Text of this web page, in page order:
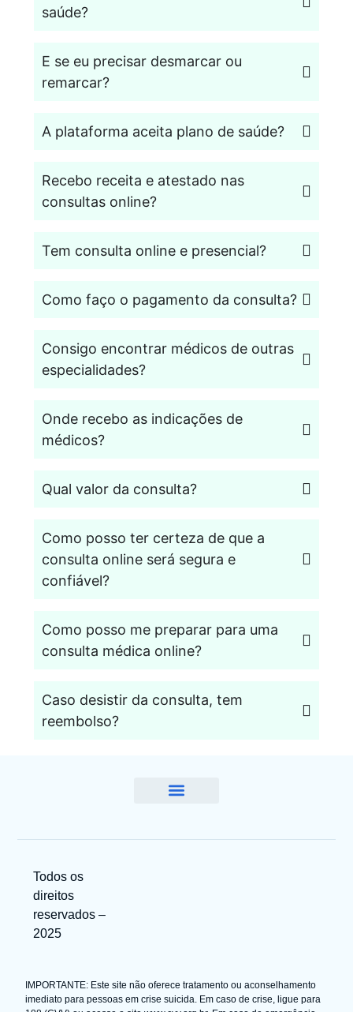
saúde?
E se eu precisar desmarcar ou
remarcar?
A plataforma aceita plano de saúde?
Recebo receita e atestado nas
consultas online?
Tem consulta online e presencial?
Como faço o pagamento da consulta?
Consigo encontrar médicos de outras
especialidades?
Onde recebo as indicações de
médicos?
Qual valor da consulta?
Como posso ter certeza de que a
consulta online será segura e
confiável?
Como posso me preparar para uma
consulta médica online?
Caso desistir da consulta, tem
reembolso?
Todos os
direitos
reservados –
2025
IMPORTANTE: Este site não oferece tratamento ou aconselhamento
imediato para pessoas em crise suicida. Em caso de crise, ligue para